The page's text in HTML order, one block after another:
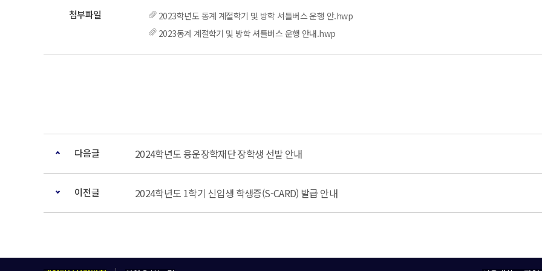
2023학년도 동계 계절학기 및 방학 셔틀버스 운행 안.hwp
2023동계 계절학기 및 방학 셔틀버스 운행 안내.hwp
다음글 2024학년도 용운장학재단 장학생 선발 안내
이전글 2024학년도 1학기 신입생 학생증(S-CARD) 발급 안내